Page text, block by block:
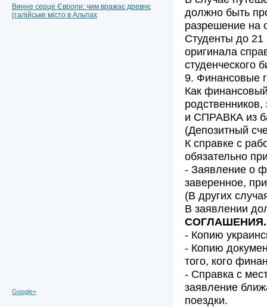
должно быть
разрешение на
Студенты до
оригинала
студенческого
9. Финансовые
Как
и СПРАВКА из
(Депозитный
К справке с
обязательно
- Заявление о
заверенное,
(В других
В заявлении
СОГЛАШЕНИЯ.
- Копию
- Копию
того, кого
- Справка с
заявление
поездки.
Винне серце Європи: чим вражає древнє
італійське місто в Альпах
Google+